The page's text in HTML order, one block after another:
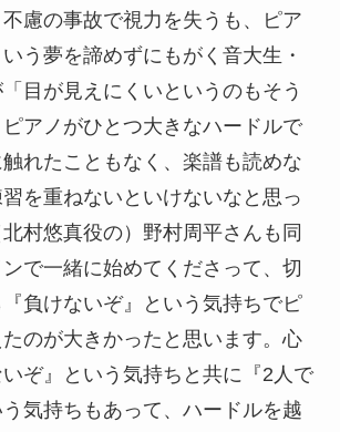
慮の事故で視力を失うも、ピア
う夢を諦めずにもがく音大生・
目が見えにくいというのもそう
アノがひとつ大きなハードルで
れたこともなく、楽譜も読めな
を重ねないといけないなと思っ
村悠真役の）野村周平さんも同
で一緒に始めてくださって、切
負けないぞ』という気持ちでピ
のが大きかったと思います。心
ぞ』という気持ちと共に『2人で
気持ちもあって、ハードルを越